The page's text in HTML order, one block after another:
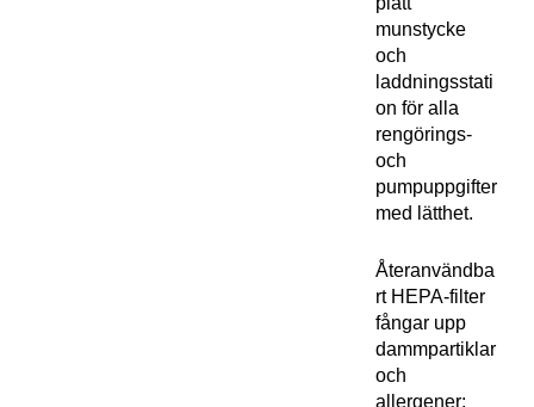
munstycke
och
laddningsstati
on för alla
rengörings-
och
pumpuppgifter
med lätthet.
Återanvändba
rt HEPA-filter
fångar upp
dammpartiklar
och
allergener;